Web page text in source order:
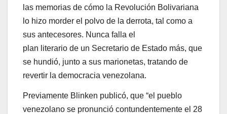
las memorias de cómo la Revolución Bolivariana
lo hizo morder el polvo de la derrota, tal como a
sus antecesores. Nunca falla el
plan literario de un Secretario de Estado más, que
se hundió, junto a sus marionetas, tratando de
revertir la democracia venezolana.
Previamente Blinken publicó, que “el pueblo
venezolano se pronunció contundentemente el 28